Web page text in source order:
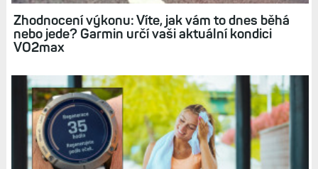
Zhodnocení výkonu: Víte, jak vám to dnes běhá
nebo jede? Garmin určí vaši aktuální kondici
VO2max